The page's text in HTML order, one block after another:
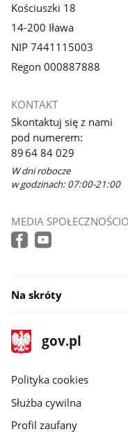
Kościuszki 18
14-200 Iława
NIP 7441115003
Regon 000887888
KONTAKT
Skontaktuj się z nami
pod numerem:
89 64 84 029
W dni robocze
w godzinach: 07:00-21:00
MEDIA
Na skróty
stopka
gov.pl
Strona
gov.pl
gov.pl
Polityka cookies
Służba cywilna
Profil zaufany